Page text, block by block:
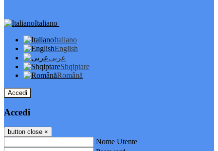
Italiano
Italiano
English
عربى
Shqiptare
Română
Accedi
Accedi
button close ×
Nome Utente